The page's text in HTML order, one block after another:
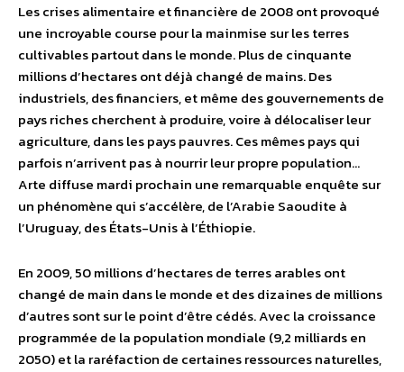
Les crises alimentaire et financière de 2008 ont provoqué
une incroyable course pour la mainmise sur les terres
cultivables partout dans le monde. Plus de cinquante
millions d’hectares ont déjà changé de mains. Des
industriels, des financiers, et même des gouvernements de
pays riches cherchent à produire, voire à délocaliser leur
agriculture, dans les pays pauvres. Ces mêmes pays qui
parfois n’arrivent pas à nourrir leur propre population…
Arte diffuse mardi prochain une remarquable enquête sur
un phénomène qui s’accélère, de l’Arabie Saoudite à
l’Uruguay, des États-Unis à l’Éthiopie.
En 2009, 50 millions d’hectares de terres arables ont
changé de main dans le monde et des dizaines de millions
d’autres sont sur le point d’être cédés. Avec la croissance
programmée de la population mondiale (9,2 milliards en
2050) et la raréfaction de certaines ressources naturelles,